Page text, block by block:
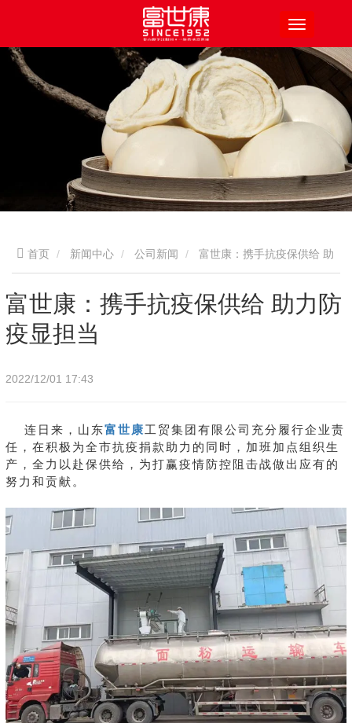
首页 新闻中心 公司新闻
力防疫显担当
富世康：携手抗疫保供给 助力防
疫显担当
2022/12/01 17:43
连日来，山东富世康工贸集团有限公司充分履行企业责
任，在积极为全市抗疫捐款助力的同时，加班加点组织生
产，全力以赴保供给，为打赢疫情防控阻击战做出应有的
努力和贡献。